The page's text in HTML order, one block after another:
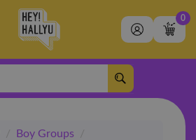
0
/ Boy Groups
/